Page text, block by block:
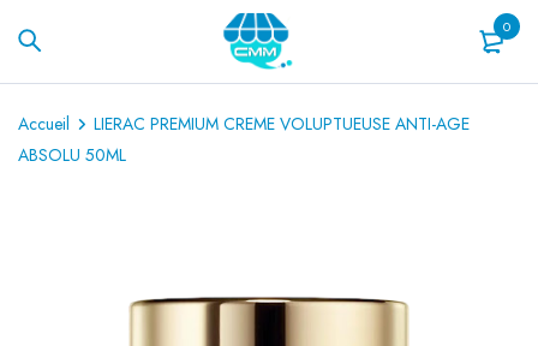
0
Accueil
LIERAC PREMIUM CREME VOLUPTUEUSE ANTI-AGE
ABSOLU 50ML